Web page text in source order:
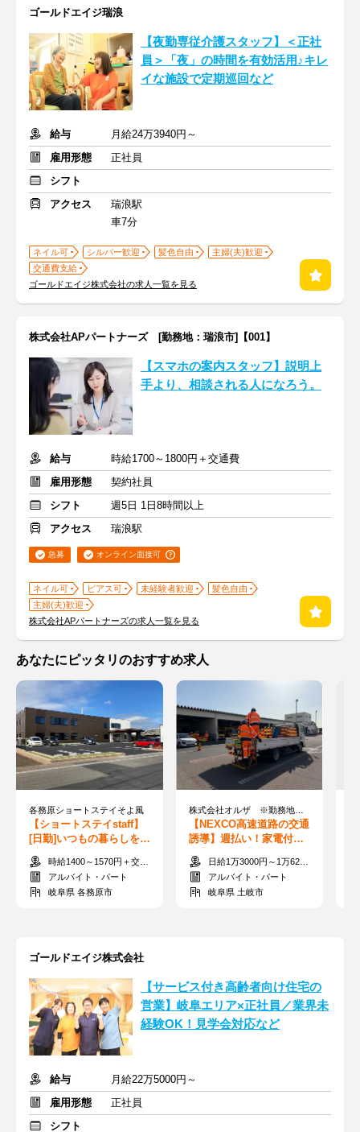
ゴールドエイジ瑞浪
【夜勤専従介護スタッフ】＜正社
員＞「夜」の時間を有効活用♪キレ
イな施設で定期巡回など
給与
月給24万3940円～
雇用形態
正社員
シフト
アクセス
瑞浪駅
車7分
ネイル可 シルバー歓迎 髪色自由
主婦(夫)歓迎
交通費支給
ゴールドエイジ株式会社の求人一覧を見る
株式会社APパートナーズ [勤務地：瑞浪市]【001】
【スマホの案内スタッフ】説明上
手より、相談される人になろう。
給与
時給1700～1800円＋交通費
雇用形態
契約社員
シフト
週5日 1日8時間以上
アクセス
瑞浪駅
急募 オンライン面接可
ネイル可 ピアス可 未経験者歓迎
髪色自由
主婦(夫)歓迎
株式会社APパートナーズの求人一覧を見る
あなたにピッタリのおすすめ求人
各務原ショートステイそよ風
【ショートステイstaff】
[日勤]いつもの暮らしをお
手伝い！家事スキルが活
きる◎残業ナシ
時給1400～1570円＋交通費全額支給
アルバイト・パート
岐阜県 各務原市
【NEXCO高速道路の交通
誘導】週払い！家電付き
寮完備！200勤務まで日給
に＋1000円を支給！
日給1万3000円～1万6250円以上＋交通費規定支給
アルバイト・パート
岐阜県 土岐市
ゴールドエイジ株式会社
【サービス付き高齢者向け住宅の
営業】岐阜エリア×正社員／業界未
経験OK！見学会対応など
給与
月給22万5000円～
雇用形態
正社員
シフト